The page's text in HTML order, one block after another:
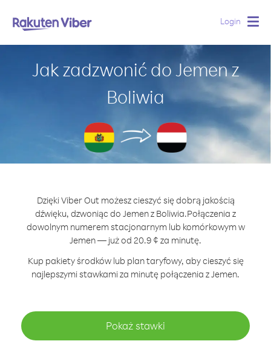
Login
Jak zadzwonić do Jemen z
Boliwia
Dzięki Viber Out możesz cieszyć się dobrą jakością
dźwięku, dzwoniąc do Jemen z Boliwia.Połączenia z
dowolnym numerem stacjonarnym lub komórkowym w
Jemen — już od 20.9 ¢ za minutę.
Kup pakiety środków lub plan taryfowy, aby cieszyć się
najlepszymi stawkami za minutę połączenia z Jemen.
Pokaż stawki